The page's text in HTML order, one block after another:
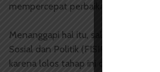
mempercepat perbaikan proposal.
Menanggapi hal itu, salah satu ketua
Sosial dan Politik (FISIP) yang
karena lolos tahap ini dan